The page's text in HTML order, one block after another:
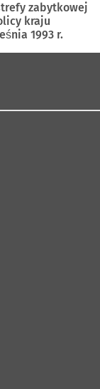
zabytkowej
kraju
1993 r.